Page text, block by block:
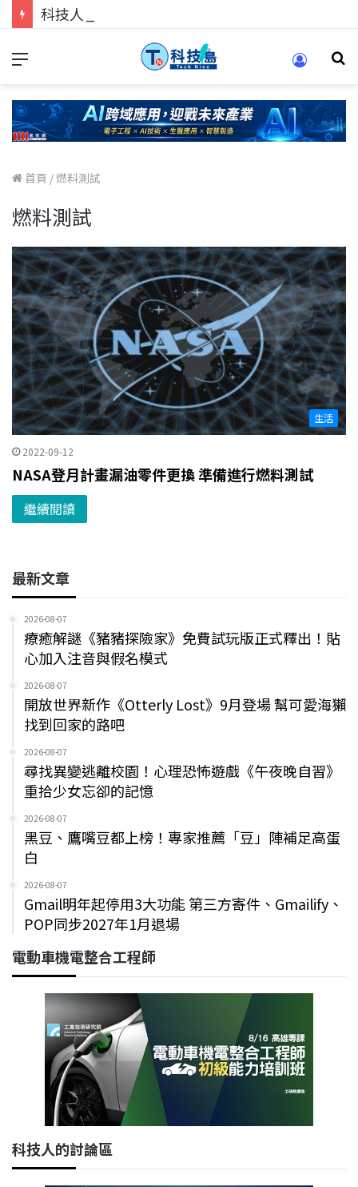
首頁 /燃料測試
燃料測試
生活
2022-09-12
NASA登月計畫漏油零件更換 準備進行燃料測試
繼續閱讀
最新文章
2026-08-07
療癒解謎《豬豬探險家》免費試玩版正式釋出！貼
心加入注音與假名模式
2026-08-07
開放世界新作《Otterly Lost》9月登場 幫可愛海獺
找到回家的路吧
2026-08-07
尋找異變逃離校園！心理恐怖遊戲《午夜晚自習》
重拾少女忘卻的記憶
2026-08-07
黑豆、鷹嘴豆都上榜！專家推薦「豆」陣補足高蛋
白
2026-08-07
Gmail明年起停用3大功能 第三方寄件、Gmailify、
POP同步2027年1月退場
電動車機電整合工程師
科技人的討論區